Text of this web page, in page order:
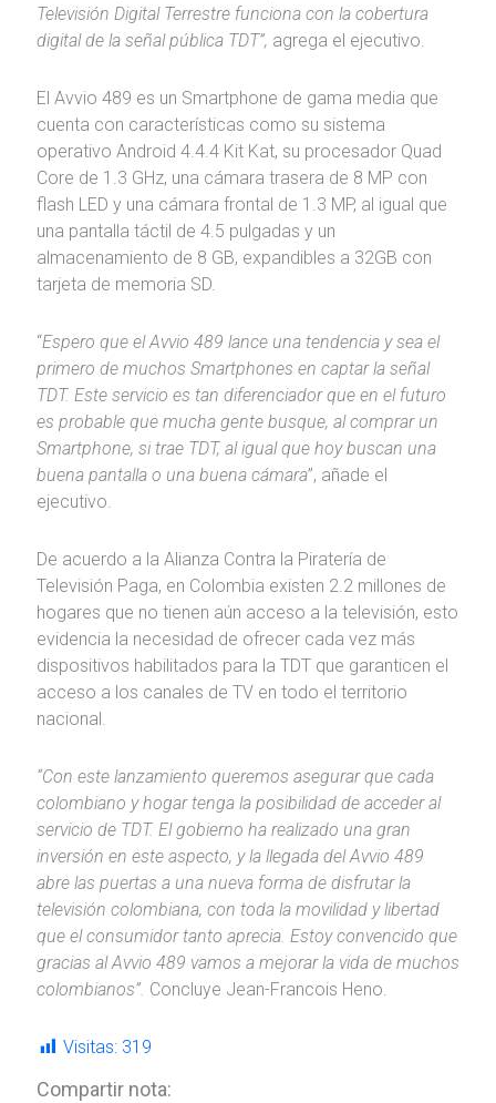
Televisión Digital Terrestre funciona con la cobertura
digital de la señal pública TDT”, agrega el ejecutivo.
El Avvio 489 es un Smartphone de gama media que
cuenta con características como su sistema
operativo Android 4.4.4 Kit Kat, su procesador Quad
Core de 1.3 GHz, una cámara trasera de 8 MP con
flash LED y una cámara frontal de 1.3 MP, al igual que
una pantalla táctil de 4.5 pulgadas y un
almacenamiento de 8 GB, expandibles a 32GB con
tarjeta de memoria SD.
“Espero que el Avvio 489 lance una tendencia y sea el
primero de muchos Smartphones en captar la señal
TDT. Este servicio es tan diferenciador que en el futuro
es probable que mucha gente busque, al comprar un
Smartphone, si trae TDT, al igual que hoy buscan una
buena pantalla o una buena cámara”, añade el
ejecutivo.
De acuerdo a la Alianza Contra la Piratería de
Televisión Paga, en Colombia existen 2.2 millones de
hogares que no tienen aún acceso a la televisión, esto
evidencia la necesidad de ofrecer cada vez más
dispositivos habilitados para la TDT que garanticen el
acceso a los canales de TV en todo el territorio
nacional.
“Con este lanzamiento queremos asegurar que cada
colombiano y hogar tenga la posibilidad de acceder al
servicio de TDT. El gobierno ha realizado una gran
inversión en este aspecto, y la llegada del Avvio 489
abre las puertas a una nueva forma de disfrutar la
televisión colombiana, con toda la movilidad y libertad
que el consumidor tanto aprecia. Estoy convencido que
gracias al Avvio 489 vamos a mejorar la vida de muchos
colombianos”. Concluye Jean-Francois Heno.
Visitas: 319
Compartir nota: